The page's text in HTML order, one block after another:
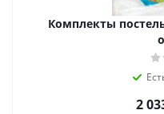
Комплекты
2